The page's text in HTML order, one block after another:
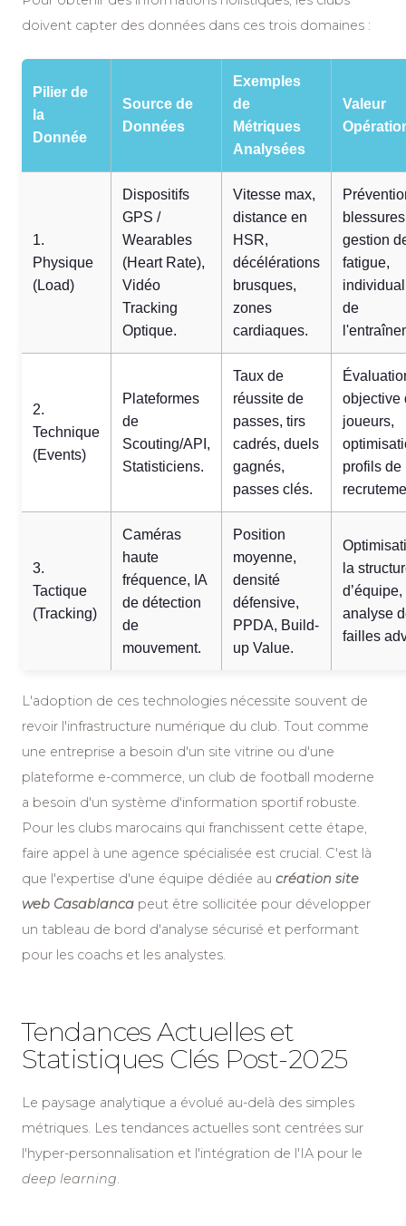
doivent capter des données dans ces trois domaines :
Pilier de
la
Donnée
Source de
Données
Exemples
de
Métriques
Analysées
Valeur
1.
Physique
(Load)
Dispositifs
GPS /
Wearables
(Heart Rate),
Vidéo
Tracking
Optique.
Vitesse max,
distance en
HSR,
décélérations
brusques,
zones
cardiaques.
gestion
fatigue,
de
2.
Technique
(Events)
Plateformes
de
Scouting/API,
Statisticiens.
Taux de
réussite de
passes, tirs
cadrés, duels
gagnés,
passes clés.
objective
joueurs,
profils de
3.
Tactique
(Tracking)
Caméras
haute
fréquence, IA
de détection
de
mouvement.
Position
moyenne,
densité
défensive,
PPDA, Build-
up Value.
la
d’équipe,
analyse
failles
L'adoption de ces technologies nécessite souvent de
revoir l'infrastructure numérique du club. Tout comme
une entreprise a besoin d'un site vitrine ou d'une
plateforme e-commerce, un club de football moderne
a besoin d'un système d'information sportif robuste.
Pour les clubs marocains qui franchissent cette étape,
faire appel à une agence spécialisée est crucial. C'est là
que l'expertise d'une équipe dédiée au création site
web Casablanca peut être sollicitée pour développer
un tableau de bord d'analyse sécurisé et performant
pour les coachs et les analystes.
Tendances Actuelles et
Statistiques Clés Post-2025
Le paysage analytique a évolué au-delà des simples
métriques. Les tendances actuelles sont centrées sur
l'hyper-personnalisation et l'intégration de l'IA pour le
deep learning.